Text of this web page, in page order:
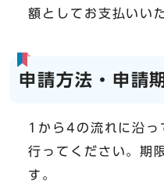
額としてお支払いい
申請方法・申請
1から4の流れに沿っ
行ってください。期
す。